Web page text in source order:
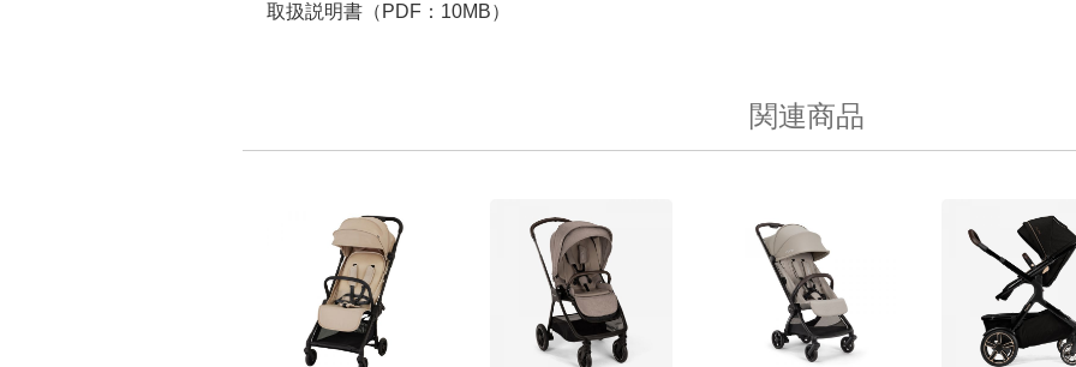
取扱説明書（PDF：10MB）
関連商品